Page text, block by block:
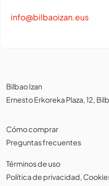
info@bilbaoizan.eus
Bilbao Izan
Ernesto Erkoreka Plaza, 12,
Cómo comprar
Preguntas frecuentes
Términos de uso
Política de privacidad,